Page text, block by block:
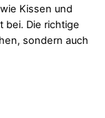
Kissen und
bei. Die richtige
sondern auch